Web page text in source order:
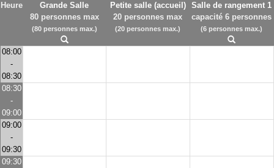
Heure
Grande Salle
80 personnes max
(80 personnes max.)
Petite salle (accueil)
20 personnes max
(20 personnes max.)
Salle de rangement 1
capacité 6 personnes
(6 personnes max.)
08:00
-
08:30
08:30
-
09:00
09:00
-
09:30
09:30